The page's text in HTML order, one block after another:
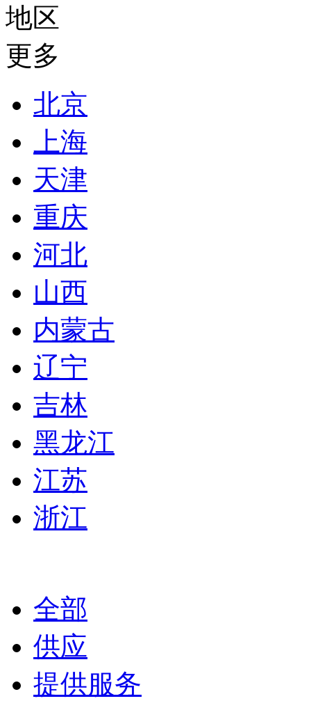
地区
更多
北京
上海
天津
重庆
河北
山西
内蒙古
辽宁
吉林
黑龙江
江苏
浙江
全部
供应
提供服务